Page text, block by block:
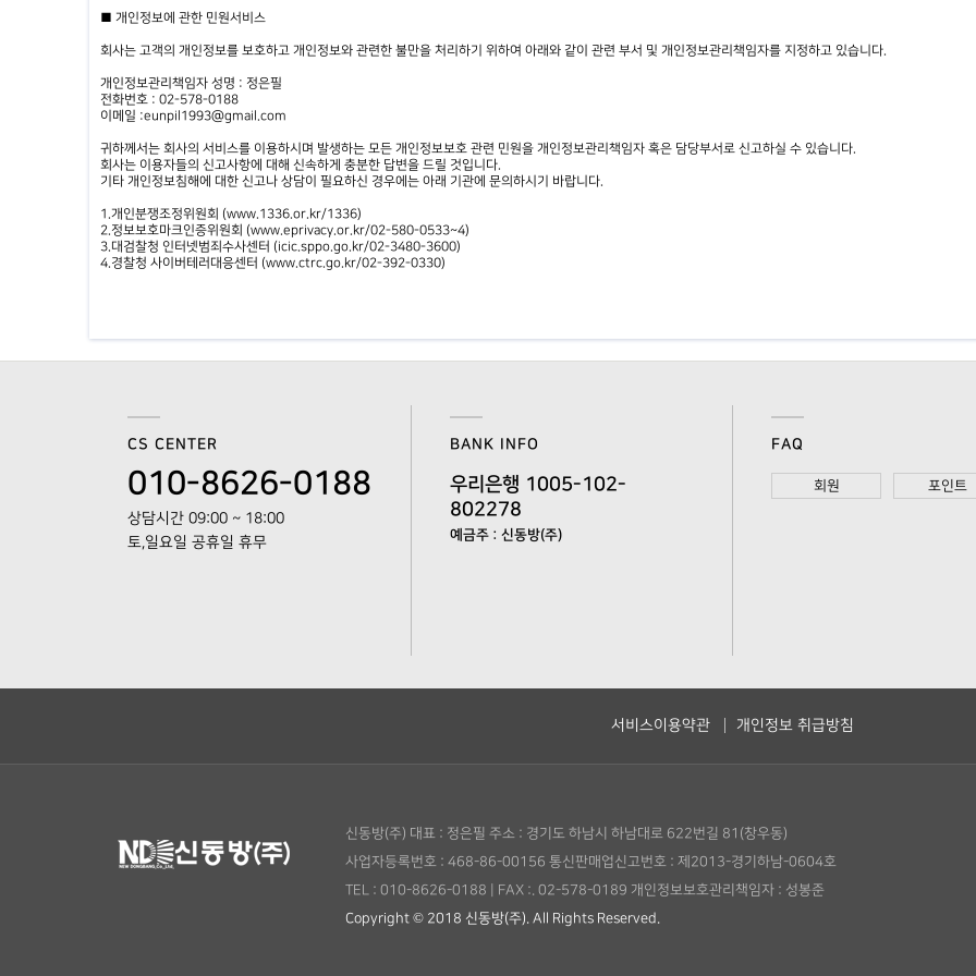
■ 개인정보에 관한 민원서비스
회사는 고객의 개인정보를 보호하고 개인정보와 관련한 불만을 처리하기 위하여 아래와 같이 관련 부서 및 개인정보관리책임자를 지정하고 있습니다.
개인정보관리책임자 성명 : 정은필
전화번호 : 02-578-0188
이메일 :eunpil1993@gmail.com
귀하께서는 회사의 서비스를 이용하시며 발생하는 모든 개인정보보호 관련 민원을 개인정보관리책임자 혹은 담당부서로 신고하실 수 있습니다.
회사는 이용자들의 신고사항에 대해 신속하게 충분한 답변을 드릴 것입니다.
기타 개인정보침해에 대한 신고나 상담이 필요하신 경우에는 아래 기관에 문의하시기 바랍니다.
1.개인분쟁조정위원회 (www.1336.or.kr/1336)
2.정보보호마크인증위원회 (www.eprivacy.or.kr/02-580-0533~4)
3.대검찰청 인터넷범죄수사센터 (icic.sppo.go.kr/02-3480-3600)
4.경찰청 사이버테러대응센터 (www.ctrc.go.kr/02-392-0330)
CS CENTER
010-8626-0188
상담시간 09:00 ~ 18:00
토,일요일 공휴일 휴무
BANK INFO
우리은행 1005-102-
802278
예금주 : 신동방(주)
FAQ
회원 포인트
서비스이용약관 개인정보 취급방침
신동방(주) 대표 : 정은필 주소 : 경기도 하남시 하남대로 622번길 81(창우동)
사업자등록번호 : 468-86-00156 통신판매업신고번호 : 제2013-경기하남-0604호
TEL : 010-8626-0188
FAX :. 02-578-0189 개인정보보호관리책임자 : 성봉준
Copyright © 2018 신동방(주). All Rights Reserved.